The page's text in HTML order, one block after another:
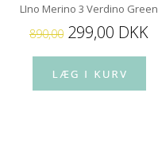
LIno Merino 3 Verdino Green
890,00 299,00 DKK